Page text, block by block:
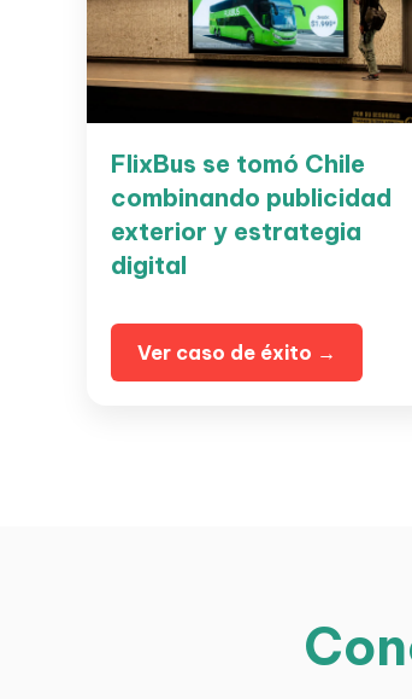
FlixBus se tomó Chile
combinando publicidad
exterior y estrategia
digital
Ver caso de éxito →